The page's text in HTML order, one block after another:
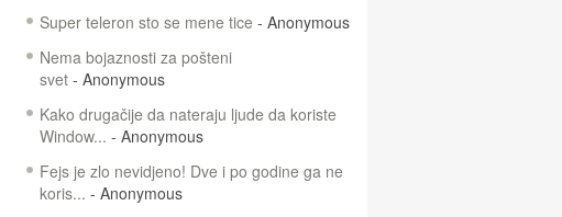
Super teleron sto se mene tice - Anonymous
Nema bojaznosti za pošteni
svet - Anonymous
Kako drugačije da nateraju ljude da koriste
Window... - Anonymous
Fejs je zlo nevidjeno! Dve i po godine ga ne
koris... - Anonymous